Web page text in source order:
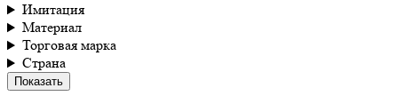
Имитация
Материал
Торговая марка
Страна
Показать